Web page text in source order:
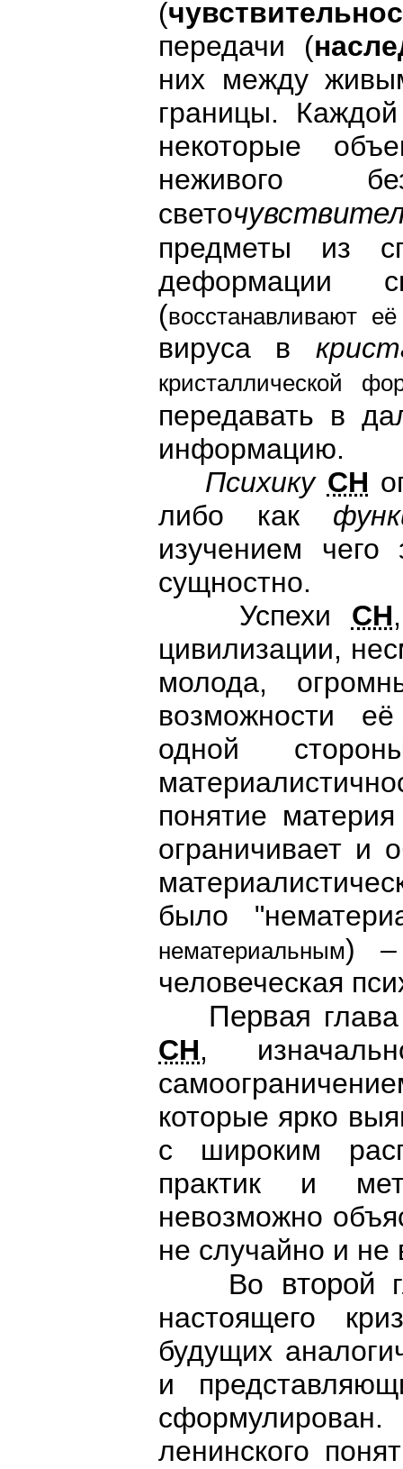
(
передачи (
них между
границы.
некоторые
неживого
свето
предметы из
деформации
(восстанавливают
вируса в
кристаллической
передавать в
информацию.
Психику СН
либо как
изучением
сущностно.
Успехи СН
цивилизации,
молода,
возможности
одной
понятие
ограничивает и
было
нематериальным) –
человеческая
Первая
СН,
которые ярко
с широким
практик и
невозможно
не случайно и не
Во второй
настоящего
будущих
и
ленинского